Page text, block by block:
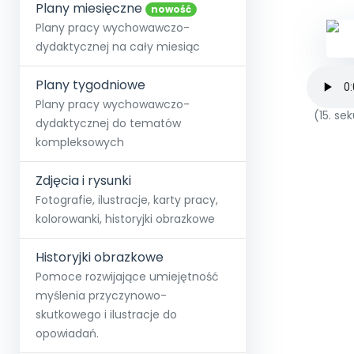
Społeczność
+48 12 631 04 10
kontakt@blizejprzedszkola.pl
O miesięczniku
Strona główna
O Akademii
Akademia
Poznaj pakiet MAX
Testuj przez 7 dni Pełen
Wszystkie projekty
Skontaktuj się
Dodaj wpis
Plany miesięczne nowość
Plany pracy wychowawczo-
dydaktycznej na cały miesiąc
Plany tygodniowe
Plany pracy wychowawczo-
dydaktycznej do tematów
kompleksowych
Zdjęcia i rysunki
Fotografie, ilustracje, karty pracy,
kolorowanki, historyjki obrazkowe
Historyjki obrazkowe
Pomoce rozwijające umiejętność
myślenia przyczynowo-
skutkowego i ilustracje do
opowiadań.
(15.